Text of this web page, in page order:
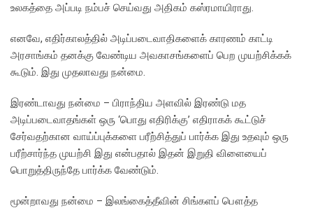
உலகத்தை அப்படி நம்பச் செய்வது அதிகம் கஸ்ரமாயிராது.
எனவே, எதிர்காலத்தில் அடிப்படைவாதிகளைக் காரணம் காட்டி
அரசாங்கம் தனக்கு வேண்டிய அவகாசங்களைப் பெற முயற்சிக்கக்
கூடும். இது முதலாவது நன்மை.
இரண்டாவது நன்மை – பிராந்திய அளவில் இரண்டு மத
அடிப்படைவாதங்கள் ஒரு ‘பொது எதிரிக்கு’ எதிராகக் கூட்டுச்
சேர்வதற்கான வாய்ப்புக்களை பரீற்சித்துப் பார்க்க இது உதவும் ஒரு
பரீற்சார்ந்த முயற்சி இது என்பதால் இதன் இறுதி விளையைப்
பொறுத்திருந்தே பார்க்க வேண்டும்.
மூன்றாவது நன்மை – இலங்கைத்தீவின் சிங்களப் பௌத்த